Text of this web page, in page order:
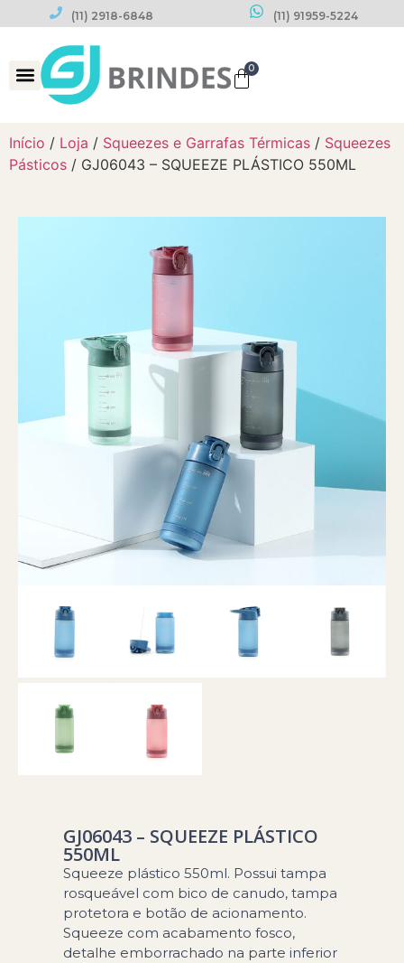
(11) 2918-6848 (11) 91959-5224
0
Início / Loja / Squeezes e Garrafas Térmicas / Squeezes
Pásticos / GJ06043 – SQUEEZE PLÁSTICO 550ML
GJ06043 – SQUEEZE PLÁSTICO
550ML
Squeeze plástico 550ml. Possui tampa
rosqueável com bico de canudo, tampa
protetora e botão de acionamento.
Squeeze com acabamento fosco,
detalhe emborrachado na parte inferior